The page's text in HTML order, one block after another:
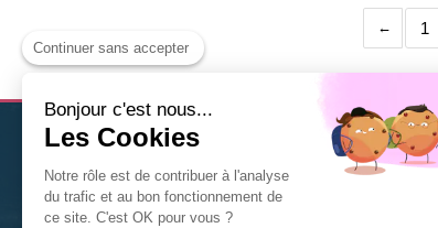
1
thérapeute Diplômée en
à Nancy . Nutrition, fleurs de Bach, gemmothérapie,
phytothérapie... n'hésitez pas à la contacter pour tout
Continuer sans accepter
Bonjour c'est nous...
Les Cookies
Notre rôle est de contribuer à l'analyse
du trafic et au bon fonctionnement de
ce site. C'est OK pour vous ?